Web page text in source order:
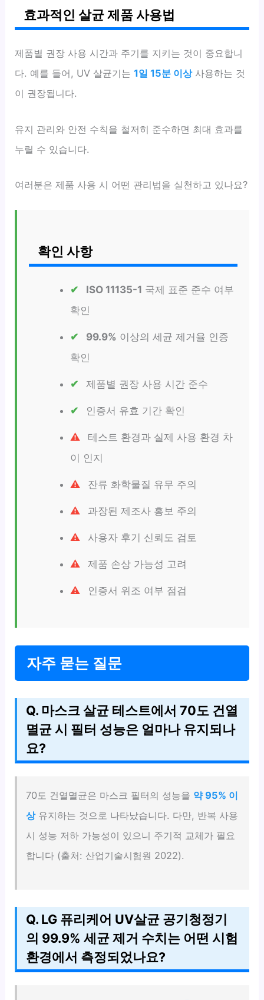
효과적인 살균 제품 사용법
제품별 권장 사용 시간과 주기를 지키는 것이 중요합니
다. 예를 들어, UV 살균기는1일 15분 이상사용하는 것
이 권장됩니다.
유지 관리와 안전 수칙을 철저히 준수하면 최대 효과를
누릴 수 있습니다.
여러분은 제품 사용 시 어떤 관리법을 실천하고 있나요?
확인 사항
ISO 11135-1 국제 표준 준수 여부
확인
99.9% 이상의 세균 제거율 인증
확인
제품별 권장 사용 시간 준수
인증서 유효 기간 확인
테스트 환경과 실제 사용 환경 차
이 인지
잔류 화학물질 유무 주의
과장된 제조사 홍보 주의
사용자 후기 신뢰도 검토
제품 손상 가능성 고려
인증서 위조 여부 점검
자주 묻는 질문
Q. 마스크 살균 테스트에서 70도 건열
멸균 시 필터 성능은 얼마나 유지되나
요?
70도 건열멸균은 마스크 필터의 성능을 약 95% 이
상유지하는 것으로 나타났습니다. 다만, 반복 사용
시 성능 저하 가능성이 있으니 주기적 교체가 필요
합니다 (출처: 산업기술시험원 2022).
Q. LG 퓨리케어 UV살균 공기청정기
의 99.9% 세균 제거 수치는 어떤 시험
환경에서 측정되었나요?